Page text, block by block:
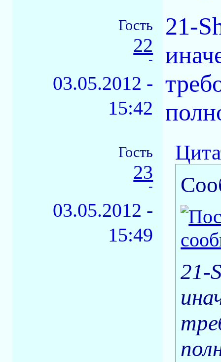
Гость
22
-
03.05.2012 -
15:42
21-
Гость
23
-
03.05.2012 -
15:49
21-